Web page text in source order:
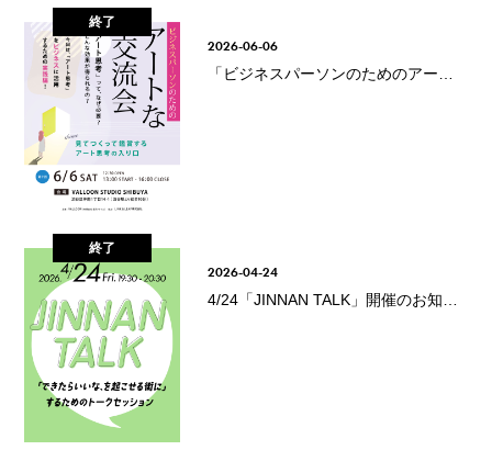
終了
2026-06-06
「ビジネスパーソンのためのアート
終了
2026-04-24
4/24「JINNAN TALK」開催のお知ら